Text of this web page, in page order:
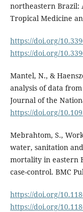
northeastern Brazil:
Tropical Medicine
https://doi.org/
https://doi.org/
Mantel, N., &
analysis of data
Journal of the
https://doi.org/
Mebrahtom, S.,
water, sanitation
mortality in eastern
case-control. BMC
https://doi.org/
https://doi.org/